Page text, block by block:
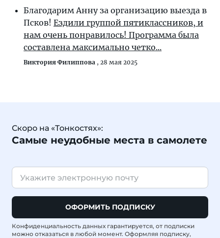
Благодарим Анну за организацию выезда в
Псков! Ездили группой пятиклассников, и
нам очень понравилось! Программа была
составлена максимально четко...
Виктория Филиппова , 28 мая 2025
Скоро на «Тонкостях»:
Самые неудобные места в самолете
ОФОРМИТЬ ПОДПИСКУ
Конфиденциальность данных гарантируется, от подписки
можно отказаться в любой момент. Оформляя подписку,